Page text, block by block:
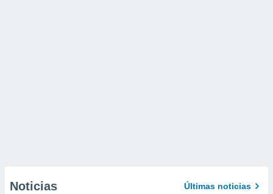
Noticias Últimas noticias